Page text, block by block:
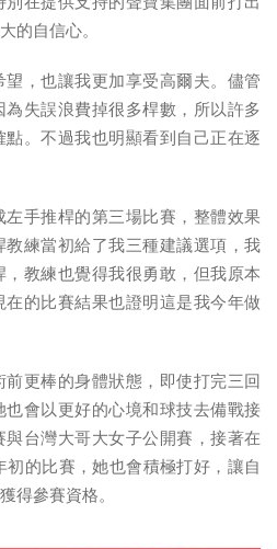
的自信心。
望，也讓我更加享受高爾夫。儘管
失誤浪費掉很多桿數，所以許多
。不過我也明顯看到自己正在逐
手推桿的第三場比賽，整體效果
練當初給了我三種建議選項，我
教練也覺得我很勇敢，但我原本
的比賽結果也證明這是我今年做
更棒的身體狀態，即使打完三回
會以更好的心境和球技去備戰接
台灣大哥大女子公開賽，接著在
初的比賽，她也會積極打好，讓自
得參賽資格。